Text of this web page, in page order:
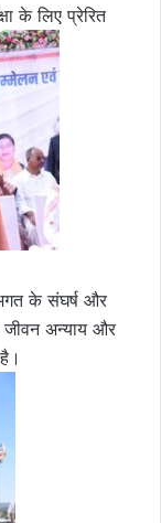
के लिए प्रेरित
के संघर्ष और
अन्याय और